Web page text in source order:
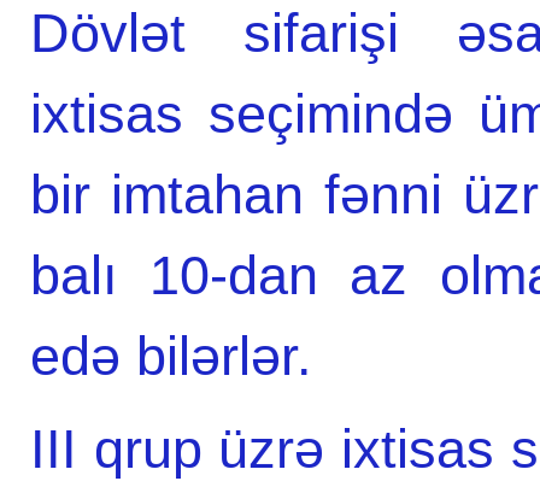
Dövlət sifarişi
ixtisas seçimində
bir imtahan fənni
balı 10-dan az
edə bilərlər.
III qrup üzrə ixtisas